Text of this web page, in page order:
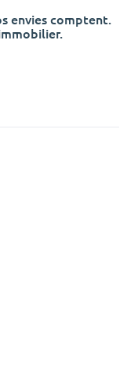
envies comptent.